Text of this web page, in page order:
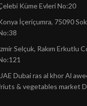
Küme Evleri No:20
İçeriçumra, 75090 Sok
Selçuk, Rakım Erkutlu
Dubai ras al khor Al
& vegetables market